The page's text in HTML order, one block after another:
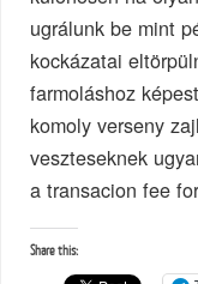
ugrálunk be mint
kockázatai
farmoláshoz
komoly verseny
veszteseknek
a transacion fee
Share this: